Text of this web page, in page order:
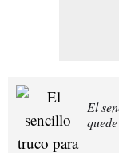
El